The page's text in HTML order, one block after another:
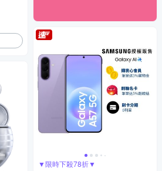
▼限時下殺78折▼